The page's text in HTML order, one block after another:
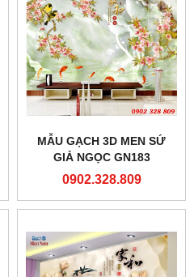
MẪU GẠCH 3D MEN SỨ
GIẢ NGỌC GN183
0902.328.809